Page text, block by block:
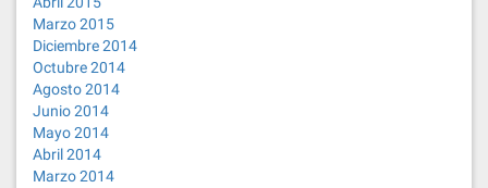
Marzo 2015
Diciembre 2014
Octubre 2014
Agosto 2014
Junio 2014
Mayo 2014
Abril 2014
Marzo 2014